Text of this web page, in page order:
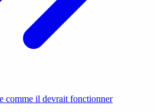
comme il devrait fonctionner